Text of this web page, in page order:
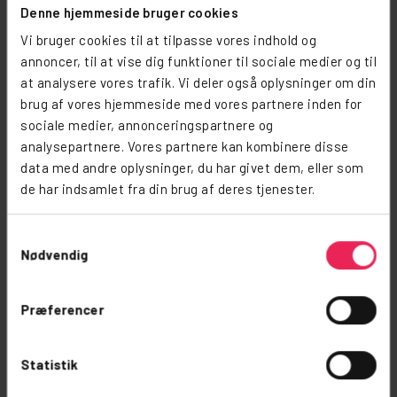
Denne hjemmeside bruger cookies
Vi bruger cookies til at tilpasse vores indhold og
annoncer, til at vise dig funktioner til sociale medier og til
at analysere vores trafik. Vi deler også oplysninger om din
brug af vores hjemmeside med vores partnere inden for
sociale medier, annonceringspartnere og
analysepartnere. Vores partnere kan kombinere disse
data med andre oplysninger, du har givet dem, eller som
de har indsamlet fra din brug af deres tjenester.
Nødvendig
Præferencer
Statistik
Tillæg for:
Strøm afregnes efter
forbrug og betales ved
sæsonafslutning /
sidste overnatning
Elpris: 5 kr. pr. kWh
Overnattende gæster
(udover det tilladte, som
Ønsker I en anden
faste sæsoner, er I meget